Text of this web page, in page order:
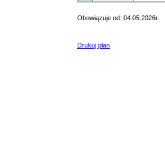
Obowiązuje od: 04.05.2026r.
Drukuj plan